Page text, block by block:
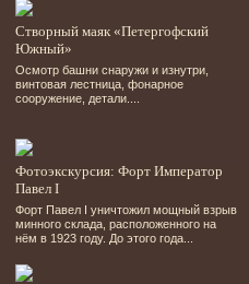
Створный маяк «Петергофский
Южный»
Осмотр башни снаружи и изнутри,
винтовая лестница, фонарное
сооружение, детали....
Фотоэкскурсия: Форт Император
Павел I
Форт Павел І уничтожил мощный взрыв
минного склада, расположенного на
нём в 1923 году. До этого года...